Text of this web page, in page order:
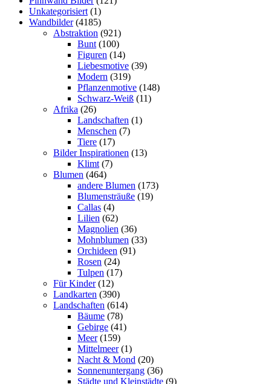
Unkategorisiert (1)
Wandbilder (4185)
Abstraktion (921)
Bunt (100)
Figuren (14)
Liebesmotive (39)
Modern (319)
Pflanzenmotive (148)
Schwarz-Weiß (11)
Afrika (26)
Landschaften (1)
Menschen (7)
Tiere (17)
Bilder Inspirationen (13)
Klimt (7)
Blumen (464)
andere Blumen (173)
Blumensträuße (19)
Callas (4)
Lilien (62)
Magnolien (36)
Mohnblumen (33)
Orchideen (91)
Rosen (24)
Tulpen (17)
Für Kinder (12)
Landkarten (390)
Landschaften (614)
Bäume (78)
Gebirge (41)
Meer (159)
Mittelmeer (1)
Nacht & Mond (20)
Sonnenuntergang (36)
Städte und Kleinstädte (9)